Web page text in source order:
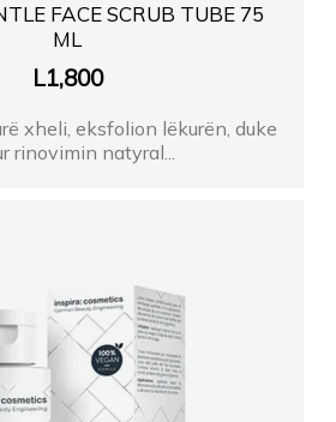
FACE SCRUB TUBE 75
ML
L1,800
xheli, eksfolion lëkurën, duke
rinovimin natyral...